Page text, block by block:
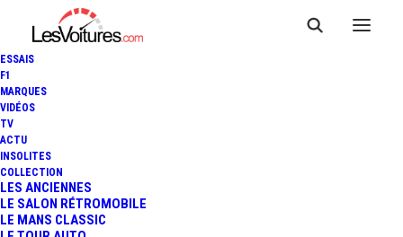
ESSAIS
F1
MARQUES
VIDÉOS
TV
ACTU
INSOLITES
COLLECTION
LES ANCIENNES
LE SALON RÉTROMOBILE
LE MANS CLASSIC
D'ANTHOLOGIE EN V8